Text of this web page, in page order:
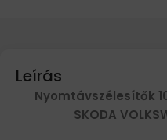
Leírás
Nyomtávszélesítők
SKODA